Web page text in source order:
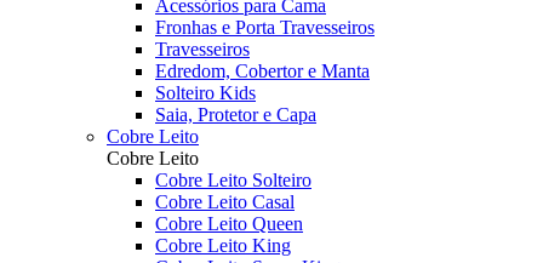
Acessórios para Cama
Fronhas e Porta Travesseiros
Travesseiros
Edredom, Cobertor e Manta
Solteiro Kids
Saia, Protetor e Capa
Cobre Leito
Cobre Leito
Cobre Leito Solteiro
Cobre Leito Casal
Cobre Leito Queen
Cobre Leito King